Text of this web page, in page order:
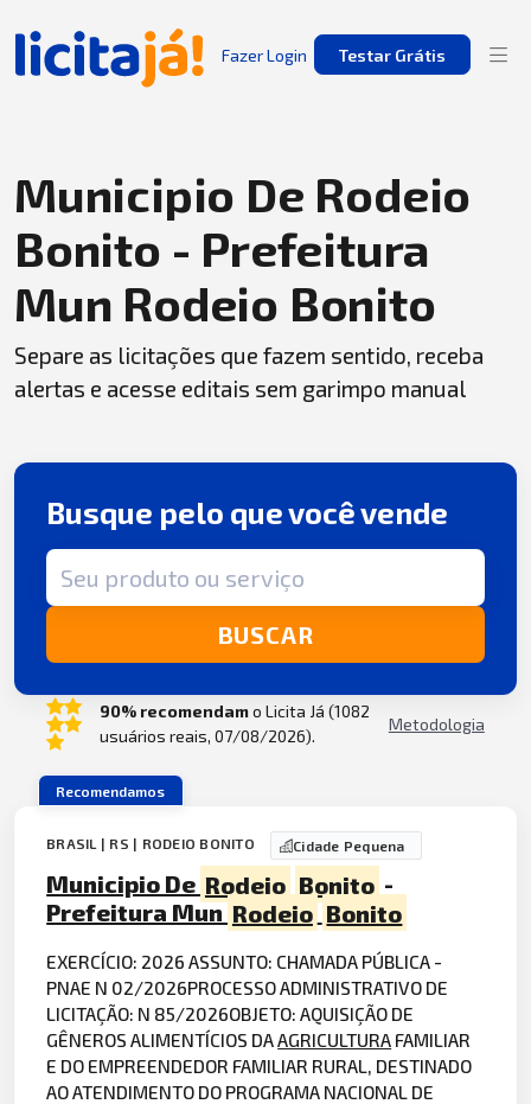
Fazer Login Testar Grátis
Municipio De Rodeio
Bonito - Prefeitura
Mun Rodeio Bonito
Separe as licitações que fazem sentido, receba
alertas e acesse editais sem garimpo manual
Busque pelo que você vende
Termo de busca
BUSCAR
90% recomendamo Licita Já (1082
usuários reais, 07/08/2026).
Metodologia
Recomendamos
BRASIL | RS | RODEIO BONITO Cidade Pequena
Municipio De Rodeio Bonito -
Prefeitura Mun Rodeio Bonito
EXERCÍCIO: 2026 ASSUNTO: CHAMADA PÚBLICA -
PNAE N 02/2026PROCESSO ADMINISTRATIVO DE
LICITAÇÃO: N 85/2026OBJETO: AQUISIÇÃO DE
GÊNEROS ALIMENTÍCIOS DAAGRICULTURA FAMILIAR
E DO EMPREENDEDOR FAMILIAR RURAL, DESTINADO
AO ATENDIMENTO DO PROGRAMA NACIONAL DE